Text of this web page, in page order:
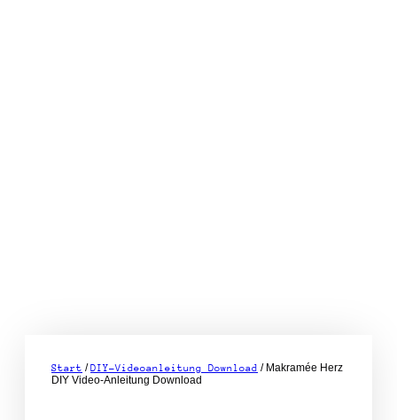
Start /DIY-Videoanleitung Download / Makramée Herz
DIY Video-Anleitung Download